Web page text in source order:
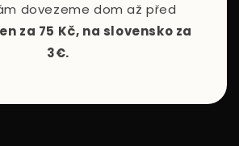
dovezeme dom až před
za 75 Kč, na slovensko za
3€.